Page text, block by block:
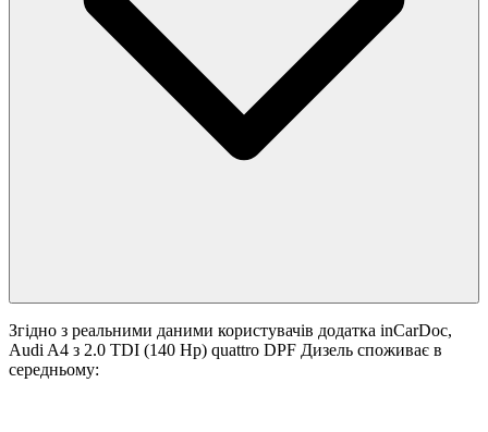
Згідно з реальними даними користувачів додатка inCarDoc,
Audi A4 з 2.0 TDI (140 Hp) quattro DPF Дизель споживає в
середньому: